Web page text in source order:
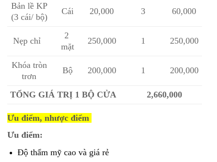
Bản lề KP
(3 cái/ bộ)
Cái 20,000 3 60,000
Nẹp chỉ
2
mặt
250,000 1 250,000
Khóa tròn
trơn
Bộ 200,000 1 200,000
TỔNG GIÁ TRỊ 1 BỘ CỬA 2,660,000
Ưu điểm, nhược điểm
Ưu điểm:
Độ thẩm mỹ cao và giá rẻ